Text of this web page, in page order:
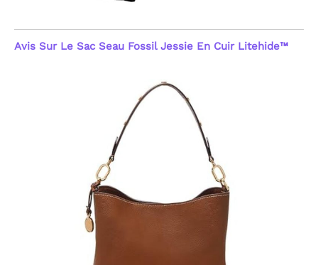
Avis Sur Le Sac Seau Fossil Jessie En Cuir Litehide™